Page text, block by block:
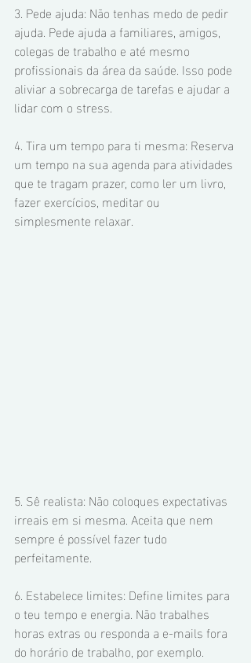
3. Pede ajuda: Não tenhas medo de pedir
ajuda. Pede ajuda a familiares, amigos,
colegas de trabalho e até mesmo
profissionais da área da saúde. Isso pode
aliviar a sobrecarga de tarefas e ajudar a
lidar com o stress.
4. Tira um tempo para ti mesma: Reserva
um tempo na sua agenda para atividades
que te tragam prazer, como ler um livro,
fazer exercícios, meditar ou
simplesmente relaxar.
5. Sê realista: Não coloques expectativas
irreais em si mesma. Aceita que nem
sempre é possível fazer tudo
perfeitamente.
6. Estabelece limites: Define limites para
o teu tempo e energia. Não trabalhes
horas extras ou responda a e-mails fora
do horário de trabalho, por exemplo.